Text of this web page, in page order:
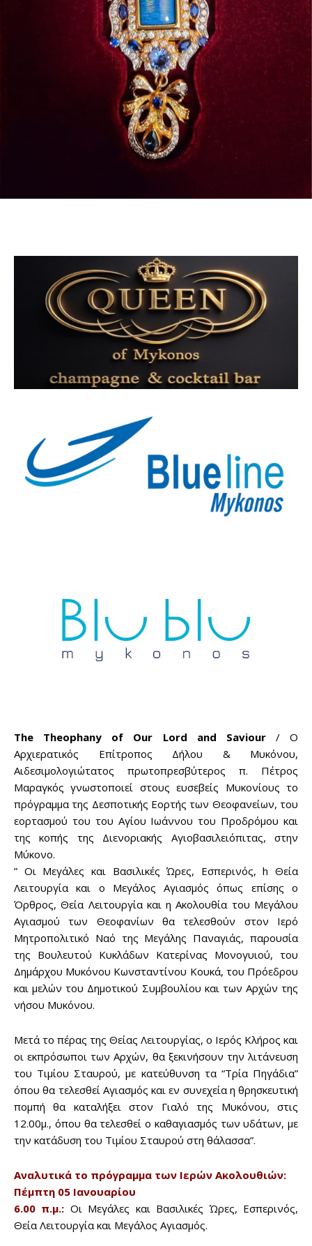
The Theophany of Our Lord and Saviour/ Ο
Αρχιερατικός Επίτροπος Δήλου & Μυκόνου,
Αιδεσιμολογιώτατος πρωτοπρεσβύτερος π. Πέτρος
Μαραγκός γνωστοποιεί στους ευσεβείς Μυκονίους το
πρόγραμμα της Δεσποτικής Εορτής των Θεοφανείων, του
εορτασμού του του Αγίου Ιωάννου του Προδρόμου και
της κοπής της Διενοριακής Αγιοβασιλειόπιτας, στην
Μύκονο.
” Οι Μεγάλες και Βασιλικές Ώρες, Εσπερινός, h Θεία
Λειτουργία και o Μεγάλος Αγιασμός όπως επίσης ο
Όρθρος, Θεία Λειτουργία και η Ακολουθία του Μεγάλου
Αγιασμού των Θεοφανίων θα τελεσθούν στον Ιερό
Μητροπολιτικό Nαό της Μεγάλης Παναγιάς, παρουσία
της Βουλευτού Κυκλάδων Κατερίνας Μονογυιού, του
Δημάρχου Μυκόνου Κωνσταντίνου Κουκά, του Πρόεδρου
και μελών του Δημοτικού Συμβουλίου και των Αρχών της
νήσου Μυκόνου.
Μετά το πέρας της Θείας Λειτουργίας, ο Ιερός Κλήρος και
οι εκπρόσωποι των Αρχών, θα ξεκινήσουν την λιτάνευση
του Τιμίου Σταυρού, με κατεύθυνση τα “Τρία Πηγάδια”
όπου θα τελεσθεί Αγιασμός και εν συνεχεία η θρησκευτική
πομπή θα καταλήξει στον Γιαλό της Μυκόνου, στις
12.00μ., όπου θα τελεσθεί ο καθαγιασμός των υδάτων, με
την κατάδυση του Τιμίου Σταυρού στη θάλασσα”.
Αναλυτικά το πρόγραμμα των Ιερών Ακολουθιών:
Πέμπτη 05 Ιανουαρίου
6.00 π.μ.: Οι Μεγάλες και Βασιλικές Ώρες, Εσπερινός,
Θεία Λειτουργία και Μεγάλος Αγιασμός.